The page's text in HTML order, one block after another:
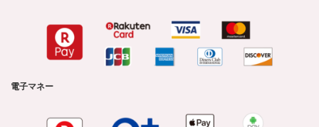
電子マネー